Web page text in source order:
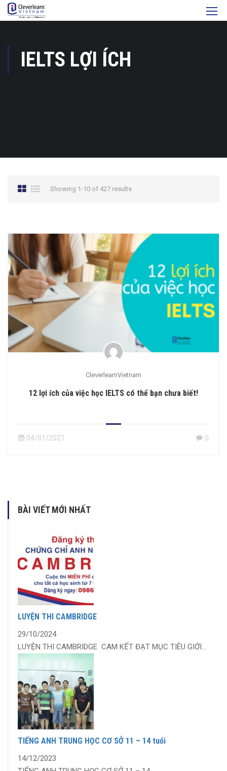
IELTS LỢI ÍCH
Showing 1-10 of 427 results
CleverlearnVietnam
12 lợi ích của việc học IELTS có thể bạn chưa biết!
04/01/2021 0
BÀI VIẾT MỚI NHẤT
LUYỆN THI CAMBRIDGE
29/10/2024
LUYỆN THI CAMBRIDGE CAM KẾT ĐẠT MỤC TIÊU GIỚI...
TIẾNG ANH TRUNG HỌC CƠ SỞ 11 – 14 tuổi
14/12/2023